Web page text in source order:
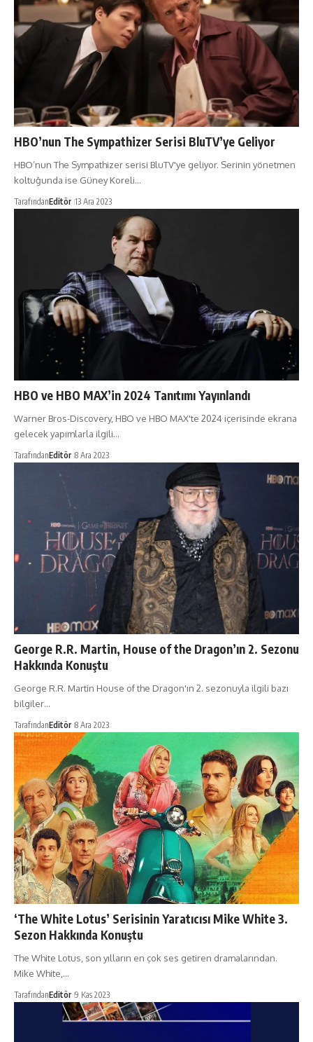
HBO’nun The Sympathizer Serisi BluTV’ye Geliyor
HBO’nun The Sympathizer serisi BluTV'ye geliyor. Serinin yönetmen
koltuğunda ise Güney Koreli…
TarafındanEditör 13 Ara 2023
HBO ve HBO MAX’in 2024 Tanıtımı Yayınlandı
Warner Bros-Discovery, HBO ve HBO MAX'te 2024 içerisinde ekrana
gelecek yapımlarla ilgili…
TarafındanEditör 8 Ara 2023
George R.R. Martin, House of the Dragon’ın 2. Sezonu
Hakkında Konuştu
George R.R. Martin House of the Dragon'ın 2. sezonuyla ilgili bazı
bilgiler…
TarafındanEditör 8 Ara 2023
‘The White Lotus’ Serisinin Yaratıcısı Mike White 3.
Sezon Hakkında Konuştu
The White Lotus, son yılların en çok ses getiren dramalarından.
Mike White,…
TarafındanEditör 9 Kas 2023